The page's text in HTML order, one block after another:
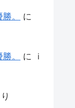
。
に
。 に
ｉ